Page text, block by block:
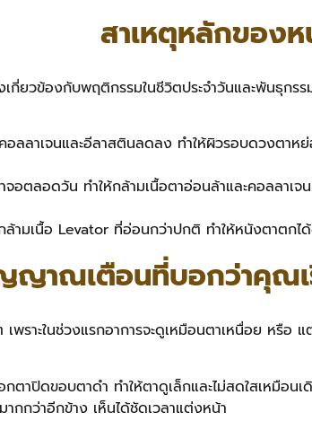
สาเหตุหลักของ
กี่ยวข้องกับพฤติกรรมในชีวิตประจำวันและพันธุก
อลลาเจนและอีลาสตินลดลง ทำให้ผิวรอบดวงตา
ตลอดวัน ทำให้กล้ามเนื้อตาอ่อนล้าและคอลลาเจ
ล้ามเนื้อ Levator ที่อ่อนกว่าปกติ ทำให้หนังตาตก
าณเตือนที่บอกว่าคุณเ
พราะในช่วงแรกอาการจะดูเหมือนตาเหนื่อย ห
กตาปิดขอบตาดำ ทำให้ตาดูเล็กและไม่สดใสเหมือนเ
กกว่าอีกข้าง เห็นได้ชัดเวลาแต่งหน้า